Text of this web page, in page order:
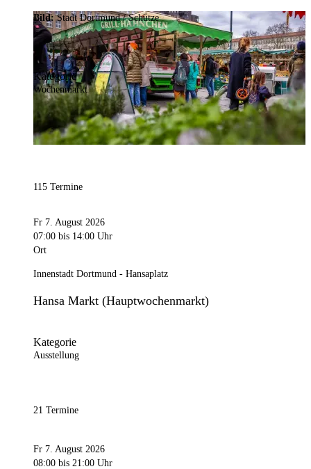
Bild:Stadt Dortmund / Schütze
Kategorie
Wochenmarkt
115 Termine
Fr 7. August 2026
07:00 bis 14:00 Uhr
Ort
Innenstadt Dortmund - Hansaplatz
Hansa Markt (Hauptwochenmarkt)
Kategorie
Ausstellung
21 Termine
Fr 7. August 2026
08:00 bis 21:00 Uhr